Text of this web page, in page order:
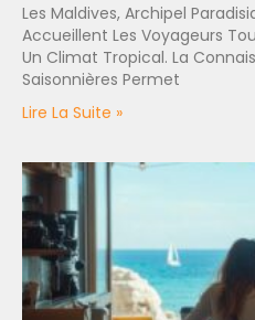
Les Maldives, Archipel
Accueillent Les Voyageurs
Un Climat Tropical. La
Saisonnières Permet
Lire La Suite »